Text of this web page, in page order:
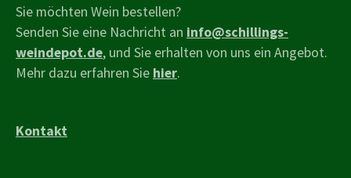
Sie möchten Wein bestellen?
Senden Sie eine Nachricht an info@schillings-
weindepot.de, und Sie erhalten von uns ein Angebot.
Mehr dazu erfahren Sie hier.
Kontakt